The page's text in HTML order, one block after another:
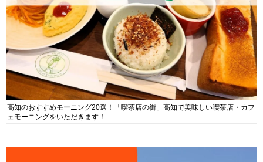
高知のおすすめモーニング20選！「喫茶店の街」高知で美味しい喫茶店・カフ
ェモーニングをいただきます！